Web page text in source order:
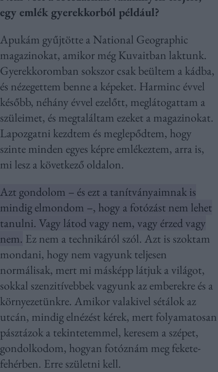
egy emlék gyerekkorból például?
Apukám gyűjtötte a National Geographic
magazinokat, amikor még Kuvaitban laktunk.
Gyerekkoromban sokszor csak beültem a kádba,
és nézegettem benne a képeket. Harminc évvel
később, néhány évvel ezelőtt, meglátogattam a
szüleimet, és megtaláltam ezeket a magazinokat.
Lapozgatni kezdtem és meglepődtem, hogy
szinte minden egyes képre emlékeztem, arra is,
mi lesz a következő oldalon.
Azt gondolom – és ezt a tanítványaimnak is
mindig elmondom –, hogy a fotózást nem lehet
tanulni. Vagy látod vagy nem, vagy érzed vagy
nem. Ez nem a technikáról szól. Azt is szoktam
mondani, hogy nem vagyunk teljesen
normálisak, mert mi másképp látjuk a világot,
sokkal szenzitívebbek vagyunk az emberekre és a
környezetünkre. Amikor valakivel sétálok az
utcán, mindig elnézést kérek, mert folyamatosan
pásztázok a tekintetemmel, keresem a szépet,
gondolkodom, hogyan fotóznám meg fekete-
fehérben. Erre születni kell.